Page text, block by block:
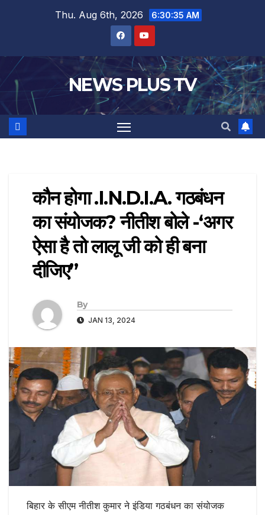
Thu. Aug 6th, 2026 6:30:36 AM
NEWS PLUS TV
कौन होगा .I.N.D.I.A. गठबंधन
का संयोजक? नीतीश बोले -‘अगर
ऐसा है तो लालू जी को ही बना
दीजिए”
By
JAN 13, 2024
बिहार के सीएम नीतीश कुमार ने इंडिया गठबंधन का संयोजक